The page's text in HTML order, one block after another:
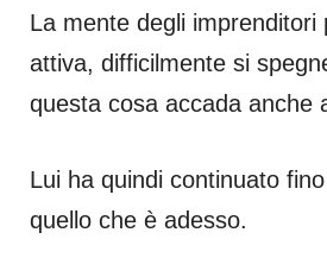
La mente degli imprenditori
attiva, difficilmente si
questa cosa accada anche
Lui ha quindi continuato
quello che è adesso.